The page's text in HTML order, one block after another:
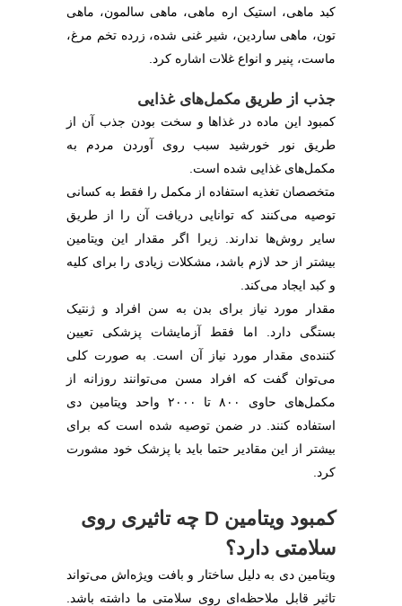
کبد ماهی، استیک اره ماهی، ماهی سالمون، ماهی
تون، ماهی ساردین، شیر غنی شده، زرده تخم مرغ،
ماست، پنیر و انواع غلات اشاره کرد.
جذب از طریق مکمل‌های غذایی
کمبود این ماده در غذاها و سخت بودن جذب آن از
طریق نور خورشید سبب روی آوردن مردم به
مکمل‌های غذایی شده است.
متخصصان تغذیه استفاده از مکمل را فقط به کسانی
توصیه می‌کنند که توانایی دریافت آن‌ را از طریق
سایر روش‌ها ندارند. زیرا اگر مقدار این ویتامین
بیشتر از حد لازم باشد، مشکلات زیادی را برای کلیه
و کبد ایجاد می‌کند.
مقدار مورد نیاز برای بدن به سن افراد و ژنتیک
بستگی دارد. اما فقط آزمایشات پزشکی تعیین
کننده‌ی مقدار مورد نیاز آن است. به صورت کلی
می‌توان گفت که افراد مسن می‌توانند روزانه از
مکمل‌های حاوی ۸۰۰ تا ۲۰۰۰ واحد ویتامین دی
استفاده کنند. در ضمن توصیه شده است که برای
بیشتر از این مقادیر حتما باید با پزشک خود مشورت
کرد.
کمبود ویتامین D‌ چه تاثیری روی
سلامتی دارد؟
ویتامین دی به دلیل ساختار و بافت ویژه‌اش می‌تواند
تاثیر قابل ملاحظه‌ای روی سلامتی ما داشته باشد.